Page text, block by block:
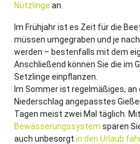
Nützlinge an.
Im Frühjahr ist es Zeit für die
müssen umgegraben und je
werden – bestenfalls mit dem
Anschließend können Sie die im
Setzlinge einpflanzen.
Im Sommer ist regelmäßiges,
Niederschlag angepasstes
Tagen meist zwei Mal täglich.
Bewässerungssystem sparen
auch unbesorgt in den Urlaub